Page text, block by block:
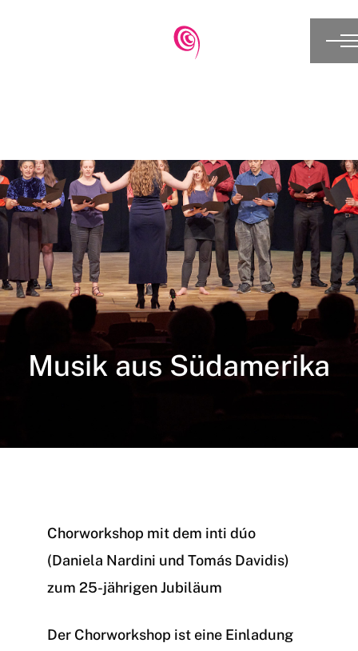
Musik aus Südamerika
Chorworkshop mit dem inti dúo
(Daniela Nardini und Tomás Davidis)
zum 25-jährigen Jubiläum
Der Chorworkshop ist eine Einladung